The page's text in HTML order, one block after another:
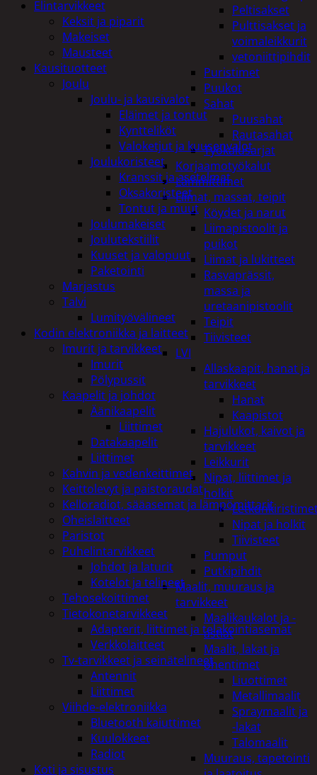
Peltisakset
Pulttisakset ja
voimaleikkurit
vetoniittipihdit
Puristimet
Puukot
Sahat
Puusahat
Rautasahat
Työkalusarjat
Korjaamotyökalut
Lämmittimet
Liimat, massat, teipit
Köydet ja narut
Liimapistoolit ja
puikot
Liimat ja lukitteet
Rasvaprässit,
massa ja
uretaanipistoolit
Teipit
Tiivisteet
LVI
Allaskaapit, hanat ja
tarvikkeet
Hanat
Kaapistot
Hajulukot, kaivot ja
tarvikkeet
Leikkurit
Nipat, liittimet ja
holkit
Nipat ja holkit
Tiivisteet
Pumput
Putkipihdit
Maalit, muuraus ja
tarvikkeet
Maalikaukalot ja -
astiat
Maalit, lakat ja
ohentimet
Liuottimet
Metallimaalit
Spraymaalit ja
-lakat
Talomaalit
Muuraus, tapetointi
Elintarvikkeet
Keksit ja piparit
Makeiset
Mausteet
Kausituotteet
Joulu
Joulu- ja kausivalot
Eläimet ja tontut
Kyntteliköt
Valoketjut ja kuusenvalot
Joulukoristeet
Kranssit ja asetelmat
Oksakoristeet
Tontut ja muut
Joulumakeiset
Joulutekstiilit
Kuuset ja valopuut
Paketointi
Marjastus
Talvi
Lumityövälineet
Kodin elektroniikka ja laitteet
Imurit ja tarvikkeet
Imurit
Pölypussit
Kaapelit ja johdot
Äänikaapelit
Liittimet
Datakaapelit
Liittimet
Kahvin ja vedenkeittimet
Keittolevyt ja paistoraudat
Kelloradiot, sääasemat ja lämpömittarit
Oheislaitteet
Paristot
Puhelintarvikkeet
Johdot ja laturit
Kotelot ja telineet
Tehosekoittimet
Tietokonetarvikkeet
Adapterit, liittimet ja telakointiasemat
Verkkolaitteet
Tv-tarvikkeet ja seinätelineet
Antennit
Liittimet
Viihde-elektroniikka
Bluetooth kaiuttimet
Kuulokkeet
Radiot
Koti ja sisustus